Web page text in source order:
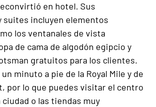
en hotel. Sus
suites incluyen elementos
los ventanales de vista
de cama de algodón egipcio y
gratuitos para los clientes.
minuto a pie de la Royal Mile y de
por lo que puedes visitar el centro
o las tiendas muy